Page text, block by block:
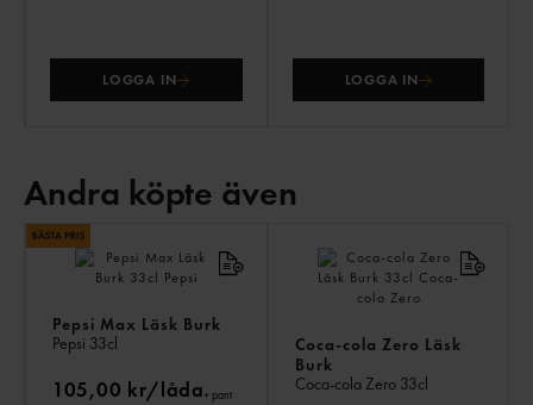
LOGGA IN LOGGA IN
Andra köpte även
Pepsi Max Läsk Burk
Pepsi 33cl
105,00 kr/låda+ pant
Coca-cola Zero Läsk
Burk
Coca-cola Zero 33cl